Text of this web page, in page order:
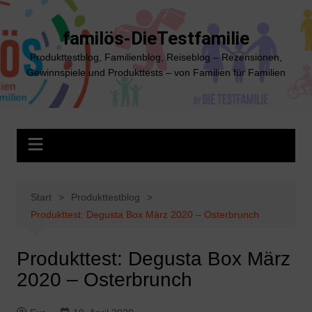
Zum
springen
familös-DieTestfamilie
Produkttestblog, Familienblog, Reiseblog – Rezensionen,
Gewinnspiele und Produkttests – von Familien für Familien
Start
Produkttestblog
Produkttest: Degusta Box März 2020 – Osterbrunch
Produkttest: Degusta Box März
2020 – Osterbrunch